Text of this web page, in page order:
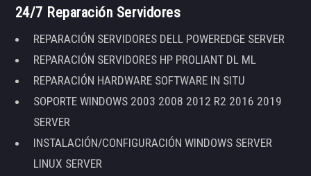
24/7 Reparación Servidores
REPARACIÓN SERVIDORES DELL POWEREDGE SERVER
REPARACIÓN SERVIDORES HP PROLIANT DL ML
REPARACIÓN HARDWARE SOFTWARE IN SITU
SOPORTE WINDOWS 2003 2008 2012 R2 2016 2019
SERVER
INSTALACIÓN/CONFIGURACIÓN WINDOWS SERVER
LINUX SERVER